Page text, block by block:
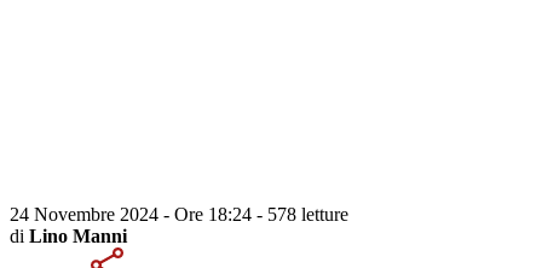
24 Novembre 2024 - Ore 18:24 - 578 letture
di Lino Manni